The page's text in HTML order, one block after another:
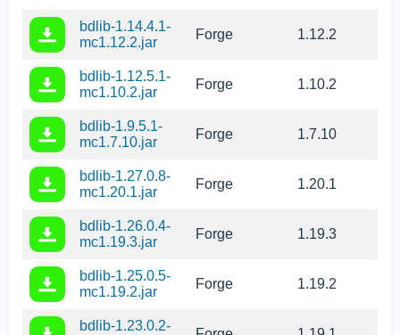
bdlib-1.14.4.1-
mc1.12.2.jar
Forge 1.12.2
bdlib-1.12.5.1-
mc1.10.2.jar
Forge 1.10.2
bdlib-1.9.5.1-
mc1.7.10.jar
Forge 1.7.10
bdlib-1.27.0.8-
mc1.20.1.jar
Forge 1.20.1
bdlib-1.26.0.4-
mc1.19.3.jar
Forge 1.19.3
bdlib-1.25.0.5-
mc1.19.2.jar
Forge 1.19.2
bdlib-1.23.0.2-